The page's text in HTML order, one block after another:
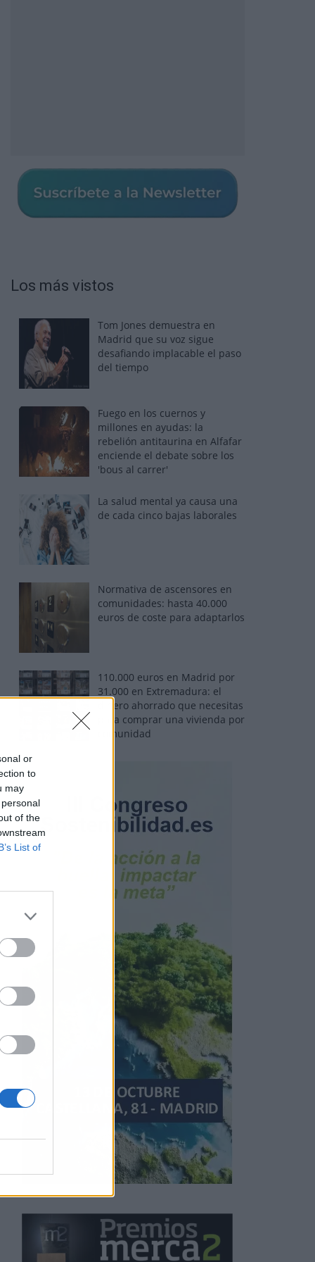
or
to
may
of the
List of
Los más vistos
Tom Jones demuestra en
Madrid que su voz sigue
desafiando implacable el paso
del tiempo
Fuego en los cuernos y
millones en ayudas: la
rebelión antitaurina en Alfafar
enciende el debate sobre los
'bous al carrer'
La salud mental ya causa una
de cada cinco bajas laborales
Normativa de ascensores en
comunidades: hasta 40.000
euros de coste para adaptarlos
110.000 euros en Madrid por
31.000 en Extremadura: el
dinero ahorrado que necesitas
para comprar una vivienda por
comunidad